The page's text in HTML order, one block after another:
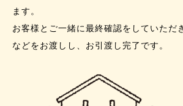
ます。
お客様とご一緒に最終確認をしていただ
などをお渡しし、お引渡し完了です。